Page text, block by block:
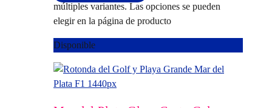
múltiples variantes. Las opciones se pueden
elegir en la página de producto
Disponible